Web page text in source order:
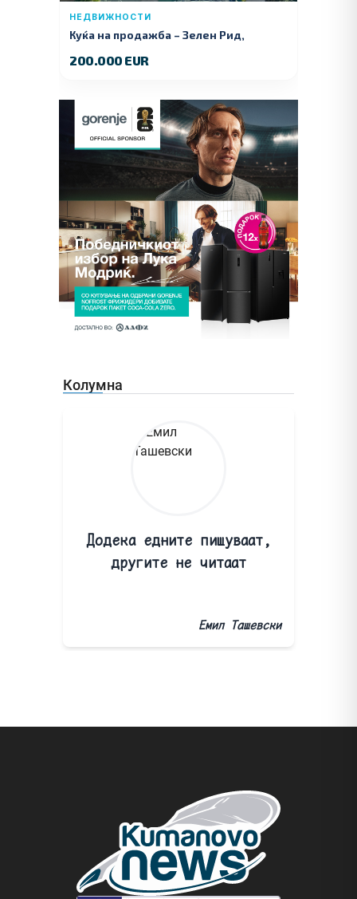
НЕДВИЖНОСТИ
Куќа на продажба – Зелeн Рид,
200.000 EUR
Колумна
Додека едните пишуваат,
другите не читаат
Емил Ташевски